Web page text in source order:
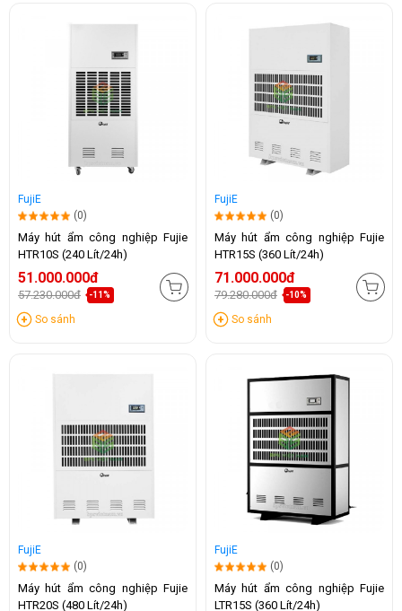
FujiE
(0)
Máy hút ẩm công nghiệp Fujie
HTR10S (240 Lít/24h)
51.000.000đ
57.230.000đ -11%
So sánh
FujiE
(0)
Máy hút ẩm công nghiệp Fujie
HTR15S (360 Lít/24h)
71.000.000đ
79.280.000đ -10%
So sánh
FujiE
(0)
Máy hút ẩm công nghiệp Fujie
HTR20S (480 Lít/24h)
FujiE
(0)
Máy hút ẩm công nghiệp Fujie
LTR15S (360 Lít/24h)